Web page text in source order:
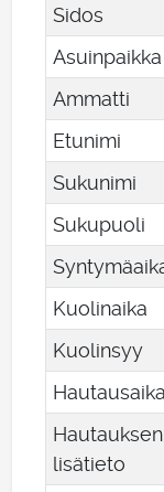
Sidos
Asuinpaikka
Ammatti
Etunimi
Sukunimi
Sukupuoli
Kuolinaika
Kuolinsyy
Hautausaika
Hautauksen
lisätieto